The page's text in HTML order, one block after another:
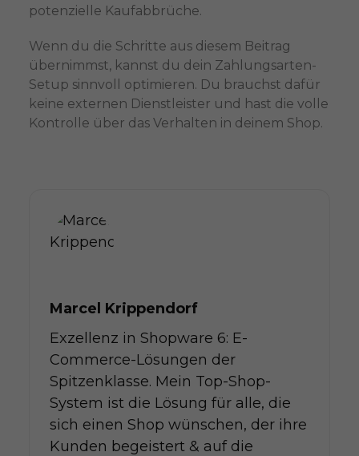
potenzielle Kaufabbrüche.
Wenn du die Schritte aus diesem Beitrag
übernimmst, kannst du dein Zahlungsarten-
Setup sinnvoll optimieren. Du brauchst dafür
keine externen Dienstleister und hast die volle
Kontrolle über das Verhalten in deinem Shop.
Marcel Krippendorf
Exzellenz in Shopware 6: E-
Commerce-Lösungen der
Spitzenklasse. Mein Top-Shop-
System ist die Lösung für alle, die
sich einen Shop wünschen, der ihre
Kunden begeistert & auf die